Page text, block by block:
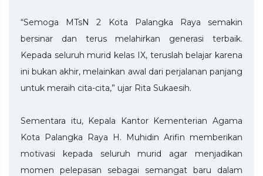
“Semoga MTsN 2 Kota Palangka Raya semakin
bersinar dan terus melahirkan generasi terbaik.
Kepada seluruh murid kelas IX, teruslah belajar karena
ini bukan akhir, melainkan awal dari perjalanan panjang
untuk meraih cita-cita,” ujar Rita Sukaesih.
Sementara itu, Kepala Kantor Kementerian Agama
Kota Palangka Raya H. Muhidin Arifin memberikan
motivasi kepada seluruh murid agar menjadikan
momen pelepasan sebagai semangat baru dalam